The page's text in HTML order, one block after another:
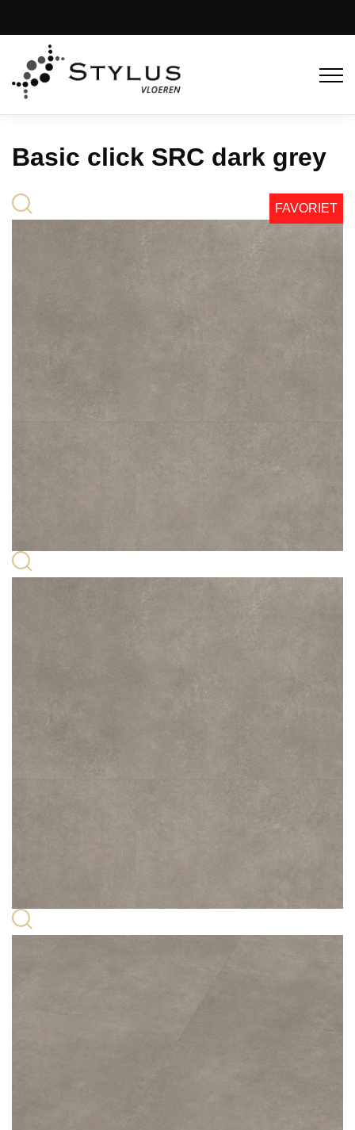
Basic click SRC dark grey
FAVORIET